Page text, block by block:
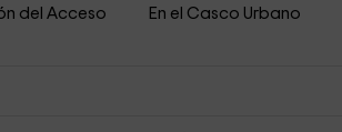
del Acceso
En el Casco Urbano